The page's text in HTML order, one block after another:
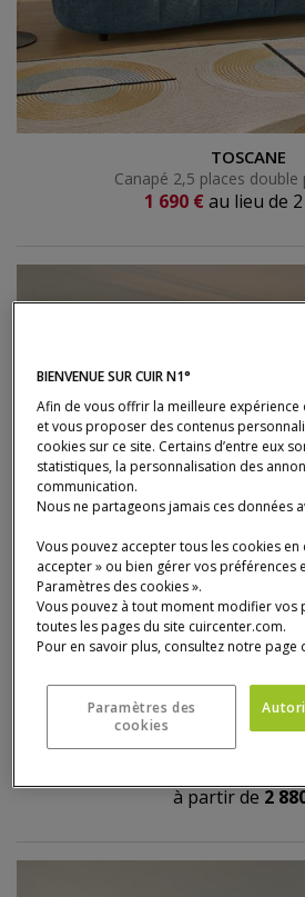
Canapé 2,5 places double profondeur
TOSCANE
Canapé 2,5 places
1 690 € au lieu de
Canapé d'Angle PANDA
à partir de 2
BIENVENUE SUR CUIR N1°
Afin de vous offrir la meilleure
et vous proposer des contenus
cookies sur ce site. Certains d’entre eux
statistiques, la personnalisation des
communication.
Nous ne partageons jamais ces données
Vous pouvez accepter tous les cookies
accepter » ou bien gérer vos préférences
Paramètres des cookies ».
Vous pouvez à tout moment modifier vos
toutes les pages du site cuircenter.com.
Pour en savoir plus, consultez notre
Paramètres des
cookies